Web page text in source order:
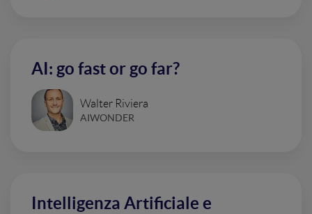
AI: go fast or go far?
Walter Riviera
AIWONDER
Intelligenza Artificiale e